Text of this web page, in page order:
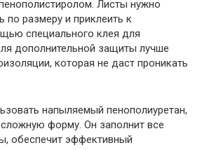
Листы нужно
по размеру и приклеить к
специального клея для
дополнительной защиты лучше
которая не даст проникать
напыляемый пенополиуретан,
форму. Он заполнит все
обеспечит эффективный